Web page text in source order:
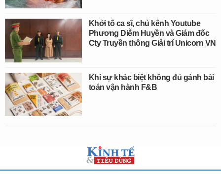
Khởi tố ca sĩ, chủ kênh Youtube
Phương Diễm Huyền và Giám đốc
Cty Truyền thông Giải trí Unicorn VN
Khi sự khác biệt không đủ gánh bài
toán vận hành F&B